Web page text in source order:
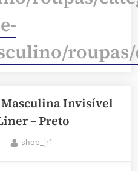
Masculina Invisível
– Preto
By
shop_jr1